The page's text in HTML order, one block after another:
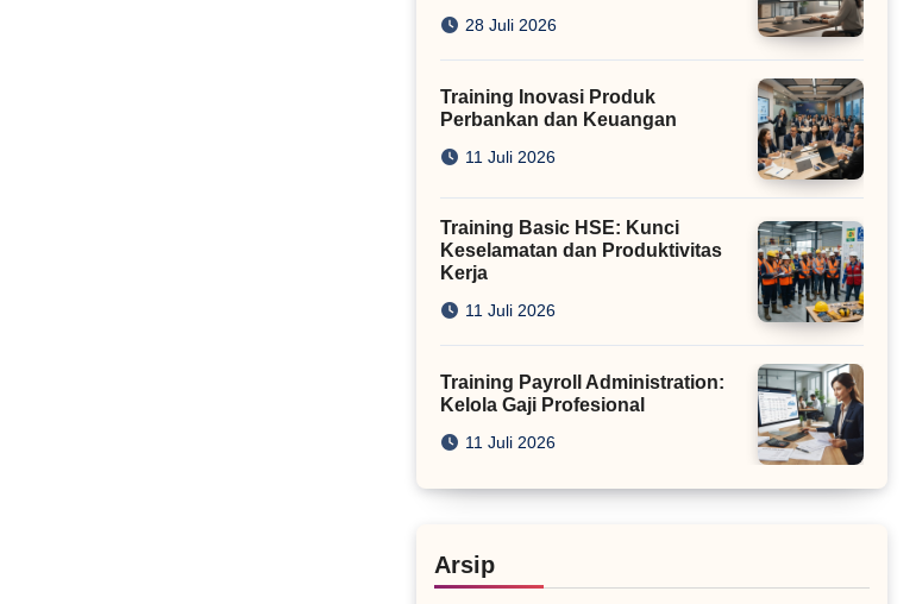
28 Juli 2026
Training Inovasi Produk
Perbankan dan Keuangan
11 Juli 2026
Training Basic HSE: Kunci
Keselamatan dan Produktivitas
Kerja
11 Juli 2026
Training Payroll Administration:
Kelola Gaji Profesional
11 Juli 2026
Arsip